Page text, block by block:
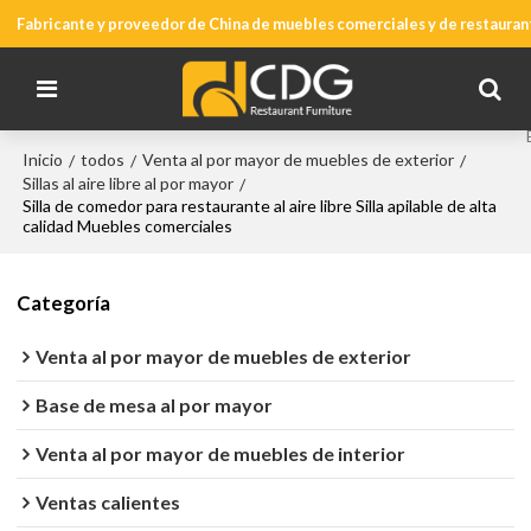
Fabricante y proveedor de China de muebles comerciales y de
Inicio / todos / Venta al por mayor de muebles de exterior /
Sillas al aire libre al por mayor /
Silla de comedor para restaurante al aire libre Silla apilable de alta
calidad Muebles comerciales
Categoría
Venta al por mayor de muebles de exterior
Base de mesa al por mayor
Venta al por mayor de muebles de interior
Ventas calientes